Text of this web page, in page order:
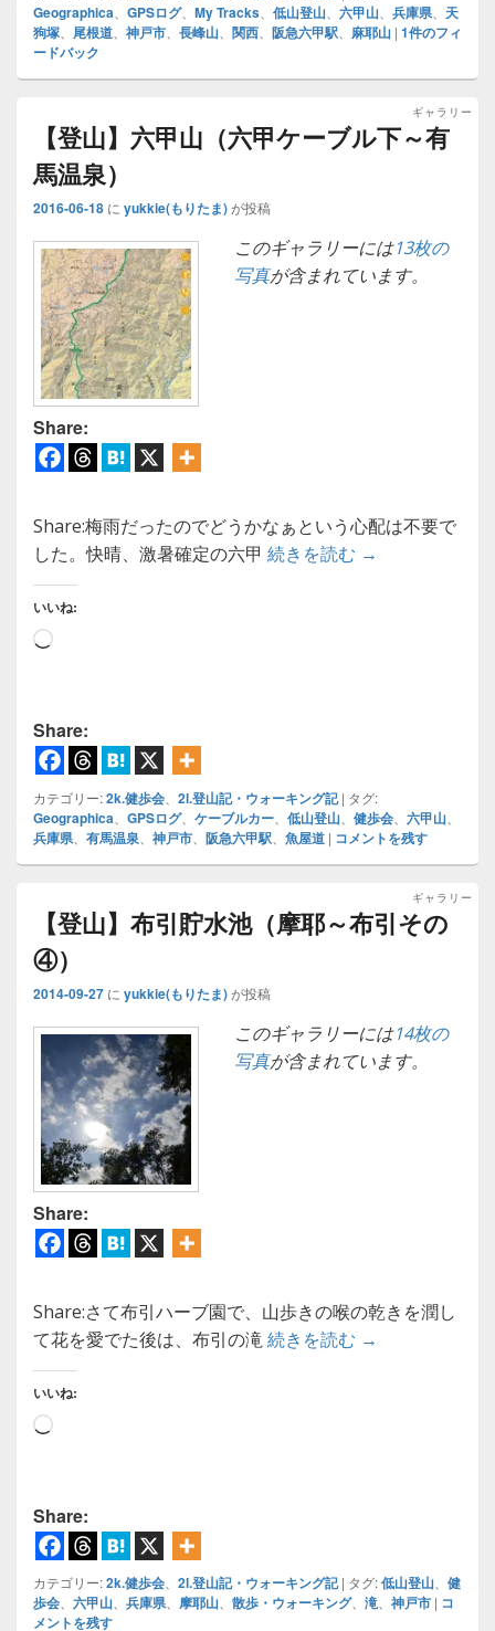
Geographica GPSログ、 My Tracks 低山登山 六甲山 兵庫県
天
狗塚
尾根道 神戸市 長峰山 関西 阪急六甲駅 麻耶山 | 1件のフィ
ードバック
【登山】六甲山（六甲ケーブル下～有
馬温泉）
ギャラリー
2016-06-18 に yukkie(もりたま)が投稿
このギャラリーには13枚の
写真が含まれています。
Share:
Share:梅雨だったのでどうかなぁという心配は不要で
した。快晴、激暑確定の六甲 続きを読む 【登山】六甲山
→
いいね:
読
み
中…
Share:
カテゴリー:2k.健歩会 2l.登山記・ウォーキング記 | タグ:
Geographica GPSログ、 ケーブルカー 低山登山 健歩会 六甲山
兵庫県 有馬温泉 神戸市 阪急六甲駅 魚屋道 | コメントを残す
【登山】布引貯水池（摩耶～布引その
④）
ギャラリー
2014-09-27 に yukkie(もりたま)が投稿
このギャラリーには14枚の
写真が含まれています。
Share:
Share:さて布引ハーブ園で、山歩きの喉の乾きを潤し
て花を愛でた後は、布引の滝続きを読む 【登山】布引
→
いいね:
読
み
中…
Share:
カテゴリー:2k.健歩会、 2l.登山記・ウォーキング記 | タグ:低山登山、 健
歩会、 六甲山、 兵庫県、 摩耶山、 散歩・ウォーキング、 滝、 神戸市 | コ
メントを残す